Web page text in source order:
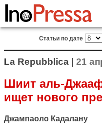
Статьи по дате
La Repubblica | 21
Шиит аль-
ищет нового
Джампаоло Кадалану